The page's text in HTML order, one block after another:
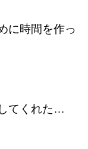
に時間を作っ
てくれた…